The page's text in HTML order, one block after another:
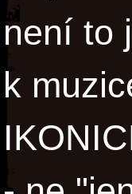
není to
k